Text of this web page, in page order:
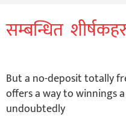
सम्बन्धित
But a no-deposit totally
offers a way to winnings
undoubtedly